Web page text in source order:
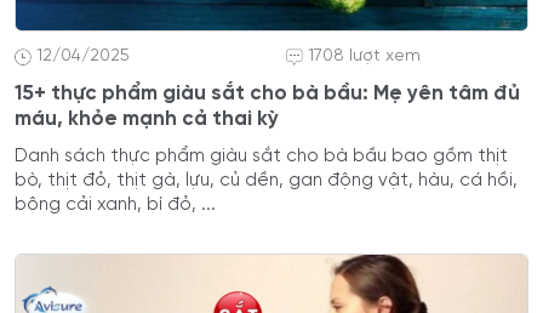
12/04/2025 1708 lượt xem
15+ thực phẩm giàu sắt cho bà bầu: Mẹ yên tâm đủ
máu, khỏe mạnh cả thai kỳ
Danh sách thực phẩm giàu sắt cho bà bầu bao gồm thịt
bò, thịt đỏ, thịt gà, lựu, củ dền, gan động vật, hàu, cá hồi,
bông cải xanh, bí đỏ, ...